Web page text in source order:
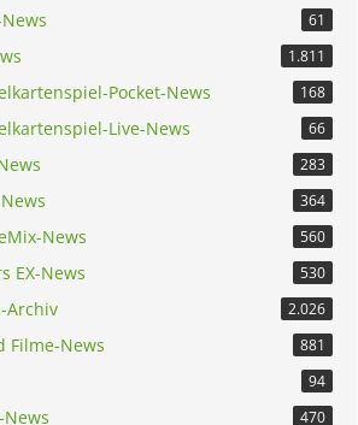
61
1.811
Pocket-News 168
Live-News 66
283
364
News 560
EX-News 530
Archiv 2.026
Filme-News 881
94
470